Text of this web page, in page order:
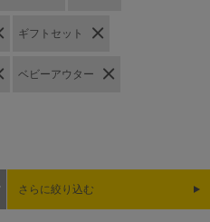
ギフトセット
ベビーアウター
さらに絞り込む